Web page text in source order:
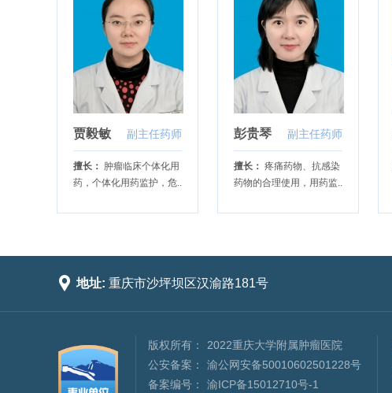
贾毅敏 副主任药师
擅长： 肿瘤临床个体化用
药，个体化用药监护，危..
彭贵琴 副主任药师
擅长： 疼痛药物、抗感染
药物的合理使用，用药监..
 地址: 重庆市沙坪坝区汉渝路181号
版权所有：
2022重庆大学附属肿瘤医院
公安备案：
渝公网安备50010602501228号
备案编号：
渝ICP备15012710号-1